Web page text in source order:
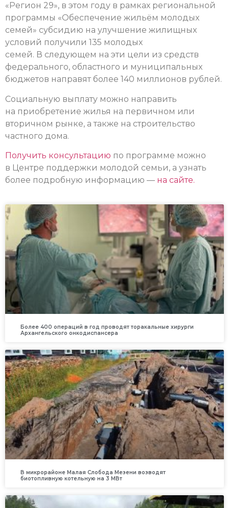
«Регион 29», в этом году в рамках региональной
программы «Обеспечение жильём молодых
семей» субсидию на улучшение жилищных
условий получили 135 молодых
семей. В следующем на эти цели из средств
федерального, областного и муниципальных
бюджетов направят более 140 миллионов рублей.
Социальную выплату можно направить
на приобретение жилья на первичном или
вторичном рынке, а также на строительство
частного дома.
Получить консультацию по программе можно
в Центре поддержки молодой семьи, а узнать
более подробную информацию — на сайте.
Более 400 операций в год проводят торакальные хирурги
Архангельского онкодиспансера
В микрорайоне Малая Слобода Мезени возводят
биотопливную котельную на 3 МВт